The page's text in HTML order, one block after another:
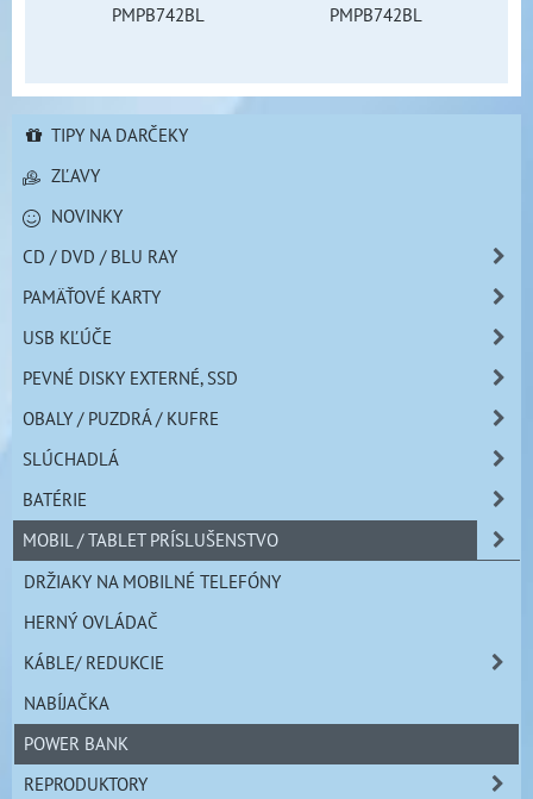
PMPB742BL
PMPB742BL
TIPY NA DARČEKY
ZĽAVY
NOVINKY
CD / DVD / BLU RAY
PAMÄŤOVÉ KARTY
USB KĽÚČE
PEVNÉ DISKY EXTERNÉ, SSD
OBALY / PUZDRÁ / KUFRE
SLÚCHADLÁ
BATÉRIE
MOBIL / TABLET PRÍSLUŠENSTVO
DRŽIAKY NA MOBILNÉ TELEFÓNY
HERNÝ OVLÁDAČ
KÁBLE/ REDUKCIE
NABÍJAČKA
POWER BANK
REPRODUKTORY